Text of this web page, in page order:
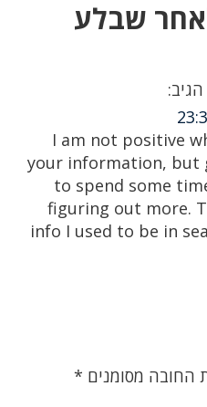
שבלע
הגיב:
I am not positive
your information, but
to spend some
figuring out more.
info I used to be in
החובה מסומנים *